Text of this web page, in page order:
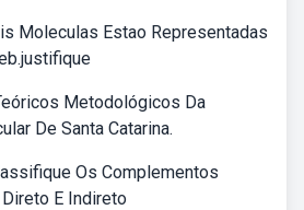
Moleculas Estao Representadas
Metodológicos Da
De Santa Catarina.
Os Complementos
E Indireto